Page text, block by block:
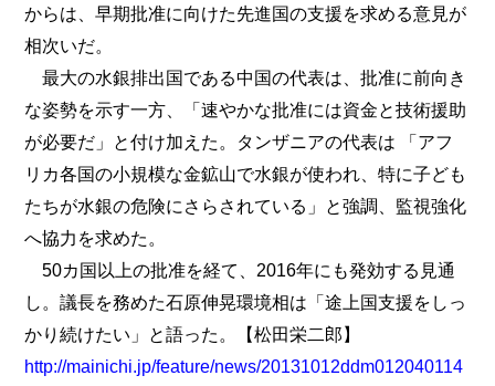
からは、早期批准に向けた先進国の支援を求める意見が
相次いだ。
最大の水銀排出国である中国の代表は、批准に前向き
な姿勢を示す一方、「速やかな批准には資金と技術援助
が必要だ」と付け加えた。タンザニアの代表は 「アフ
リカ各国の小規模な金鉱山で水銀が使われ、特に子ども
たちが水銀の危険にさらされている」と強調、監視強化
へ協力を求めた。
50カ国以上の批准を経て、2016年にも発効する見通
し。議長を務めた石原伸晃環境相は「途上国支援をしっ
かり続けたい」と語った。【松田栄二郎】
http://mainichi.jp/feature/news/20131012ddm012040114